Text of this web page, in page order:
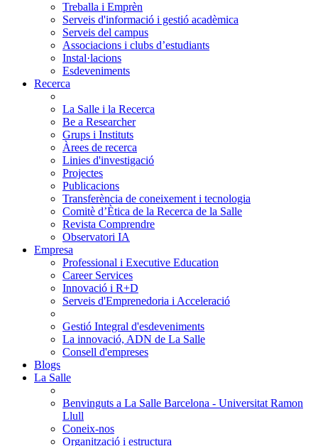
Treballa i Emprèn
Serveis d'informació i gestió acadèmica
Serveis del campus
Associacions i clubs d’estudiants
Instal·lacions
Esdeveniments
Recerca
La Salle i la Recerca
Be a Researcher
Grups i Instituts
Àrees de recerca
Linies d'investigació
Projectes
Publicacions
Transferència de coneixement i tecnologia
Comitè d’Ètica de la Recerca de la Salle
Revista Comprendre
Observatori IA
Empresa
Professional i Executive Education
Career Services
Innovació i R+D
Serveis d'Emprenedoria i Acceleració
Gestió Integral d'esdeveniments
La innovació, ADN de La Salle
Consell d'empreses
Blogs
La Salle
Benvinguts a La Salle Barcelona - Universitat Ramon
Llull
Coneix-nos
Organització i estructura